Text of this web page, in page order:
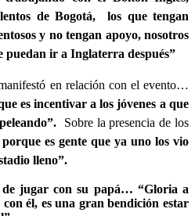
de Bogotá, los que tengan
y no tengan apoyo, nosotros
puedan ir a Inglaterra después”
en relación con el evento…
es incentivar a los jóvenes a que
Sobre la presencia de los
es gente que ya uno los vio
lleno”.
jugar con su papá… “Gloria a
él, es una gran bendición estar